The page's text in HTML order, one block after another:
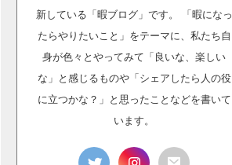
新している「暇ブログ」です。 「暇になっ
たらやりたいこと」をテーマに、私たち自
身が色々とやってみて「良いな、楽しい
な」と感じるものや「シェアしたら人の役
に立つかな？」と思ったことなどを書いて
います。